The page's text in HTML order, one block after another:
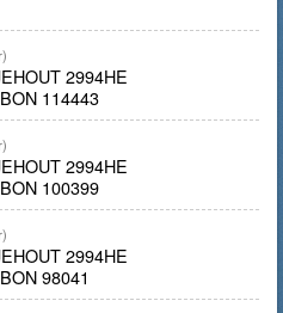
2994HE
114443
2994HE
100399
2994HE
98041